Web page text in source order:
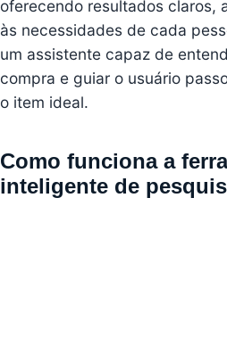
oferecendo resultados claros,
às necessidades de cada
um assistente capaz de
compra e guiar o usuário
o item ideal.
Como funciona a
inteligente de